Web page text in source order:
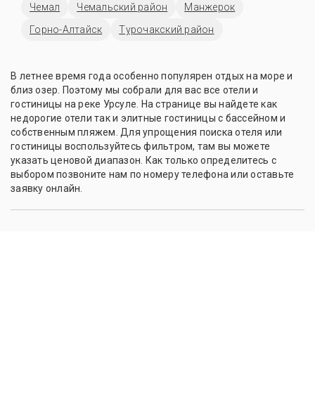
Чемал Чемальский район
Манжерок
Горно-Алтайск
Турочакский район
В летнее время года особенно популярен отдых на море и
близ озер. Поэтому мы собрали для вас все отели и
гостиницы на реке Урсуле. На странице вы найдете как
недорогие отели так и элитные гостиницы с бассейном и
собственным пляжем. Для упрощения поиска отеля или
гостиницы воспользуйтесь фильтром, там вы можете
указать ценовой диапазон. Как только определитесь с
выбором позвоните нам по номеру телефона или оставьте
заявку онлайн.